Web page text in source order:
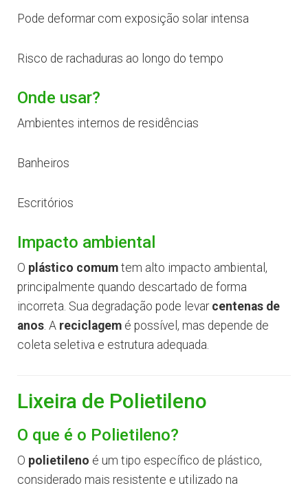
Pode deformar com exposição solar intensa
Risco de rachaduras ao longo do tempo
Onde usar?
Ambientes internos de residências
Banheiros
Escritórios
Impacto ambiental
O plástico comum tem alto impacto ambiental,
principalmente quando descartado de forma
incorreta. Sua degradação pode levar centenas de
anos. A reciclagem é possível, mas depende de
coleta seletiva e estrutura adequada.
Lixeira de Polietileno
O que é o Polietileno?
O polietileno é um tipo específico de plástico,
considerado mais resistente e utilizado na